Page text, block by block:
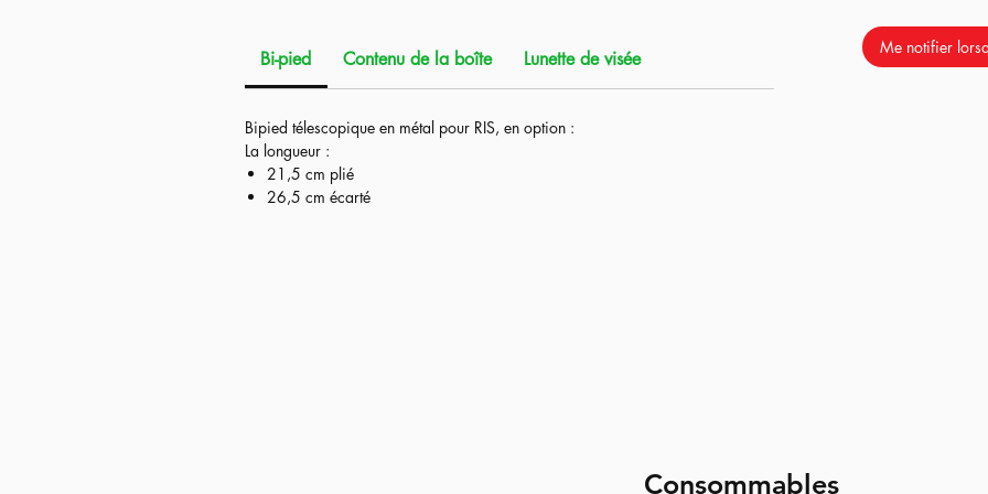
permis d'effectuer des upgrades afin d'obtenir plus de polyvance en terme de
grammages possibles mais bien sûr aussi en terme de performance.
La modification principale est l'ajout du Kit TDC de chez TTI Airsoft qui
modofie légèrement l'externe mais surtout qui permet une amélioration de
l'interne grâce à sa molette hop up réglable et sa chambre hop up de dernière
génération.
Bi-pied Contenu de la boîte Lunette de visée
Bipied télescopique en métal pour RIS, en option :
La longueur :
21,5 cm plié
26,5 cm écarté
Me notifier
Consommables